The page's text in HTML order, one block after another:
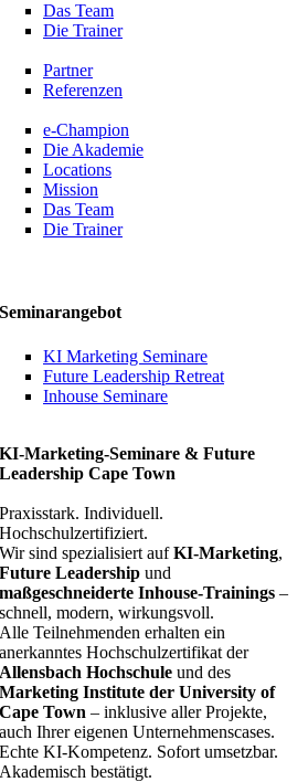
Das Team
Die Trainer
Partner
Referenzen
e-Champion
Die Akademie
Locations
Mission
Das Team
Die Trainer
Seminarangebot
KI Marketing Seminare
Future Leadership Retreat
Inhouse Seminare
KI-Marketing-Seminare & Future
Leadership Cape Town
Praxisstark. Individuell.
Hochschulzertifiziert.
Wir sind spezialisiert aufKI-Marketing,
Future Leadership und
maßgeschneiderte Inhouse-Trainings –
schnell, modern, wirkungsvoll.
Alle Teilnehmenden erhalten ein
anerkanntes Hochschulzertifikat der
Allensbach Hochschule und des
Marketing Institute der University of
Cape Town – inklusive aller Projekte,
auch Ihrer eigenen Unternehmenscases.
Echte KI-Kompetenz. Sofort umsetzbar.
Akademisch bestätigt.